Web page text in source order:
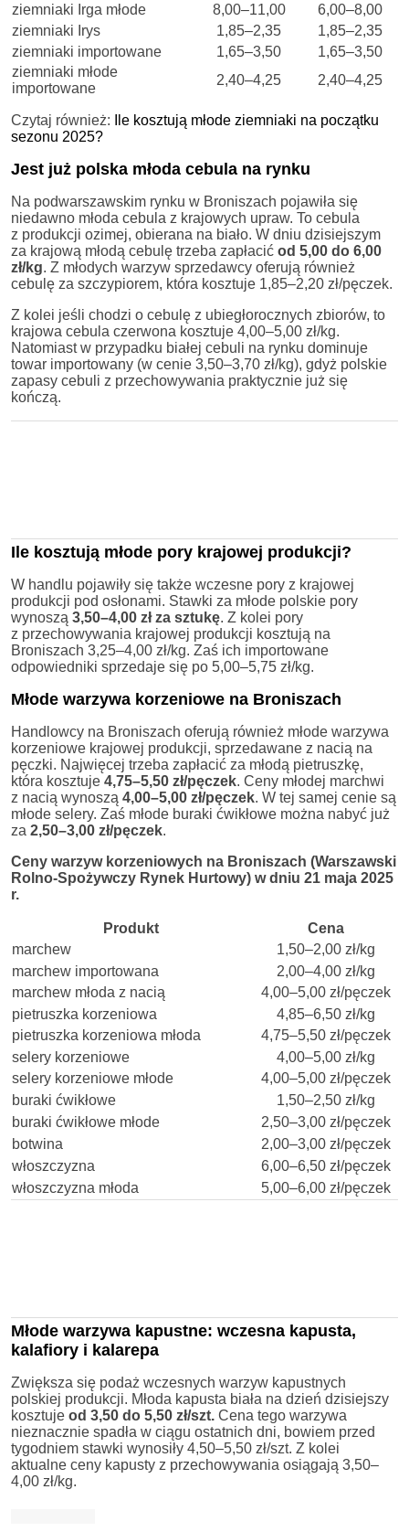
ziemniaki Irga młode
8,00–11,00
6,00–8,00
ziemniaki Irys
1,85–2,35
1,85–2,35
ziemniaki importowane
1,65–3,50
1,65–3,50
ziemniaki młode
importowane
2,40–4,25 2,40–4,25
Czytaj również:
Ile kosztują młode ziemniaki na początku
sezonu 2025?
Jest już polska młoda cebula na rynku
Na podwarszawskim rynku w Broniszach pojawiła się
niedawno młoda cebula z krajowych upraw. To cebula
z produkcji ozimej, obierana na biało. W dniu dzisiejszym
za krajową młodą cebulę trzeba zapłacić od 5,00 do 6,00
zł/kg. Z młodych warzyw sprzedawcy oferują również
cebulę za szczypiorem, która kosztuje 1,85–2,20 zł/pęczek.
Z kolei jeśli chodzi o cebulę z ubiegłorocznych zbiorów, to
krajowa cebula czerwona kosztuje 4,00–5,00 zł/kg.
Natomiast w przypadku białej cebuli na rynku dominuje
towar importowany (w cenie 3,50–3,70 zł/kg), gdyż polskie
zapasy cebuli z przechowywania praktycznie już się
kończą.
Ile kosztują młode pory krajowej produkcji?
W handlu pojawiły się także wczesne pory z krajowej
produkcji pod osłonami. Stawki za młode polskie pory
wynoszą 3,50–4,00 zł za sztukę. Z kolei pory
z przechowywania krajowej produkcji kosztują na
Broniszach 3,25–4,00 zł/kg. Zaś ich importowane
odpowiedniki sprzedaje się po 5,00–5,75 zł/kg.
Młode warzywa korzeniowe na Broniszach
Handlowcy na Broniszach oferują również młode warzywa
korzeniowe krajowej produkcji, sprzedawane z nacią na
pęczki. Najwięcej trzeba zapłacić za młodą pietruszkę,
która kosztuje 4,75–5,50 zł/pęczek. Ceny młodej marchwi
z nacią wynoszą 4,00–5,00 zł/pęczek. W tej samej cenie są
młode selery. Zaś młode buraki ćwikłowe można nabyć już
za 2,50–3,00 zł/pęczek.
Ceny warzyw korzeniowych na Broniszach (Warszawski
Rolno-Spożywczy Rynek Hurtowy) w dniu 21 maja 2025
r.
Produkt
Cena
marchew
1,50–2,00 zł/kg
marchew importowana
2,00–4,00 zł/kg
marchew młoda z nacią
4,00–5,00 zł/pęczek
pietruszka korzeniowa
4,85–6,50 zł/kg
pietruszka korzeniowa młoda
4,75–5,50 zł/pęczek
selery korzeniowe
4,00–5,00 zł/kg
selery korzeniowe młode
4,00–5,00 zł/pęczek
buraki ćwikłowe
1,50–2,50 zł/kg
buraki ćwikłowe młode
2,50–3,00 zł/pęczek
botwina
2,00–3,00 zł/pęczek
włoszczyzna
6,00–6,50 zł/pęczek
włoszczyzna młoda
5,00–6,00 zł/pęczek
Młode warzywa kapustne: wczesna kapusta,
kalafiory i kalarepa
Zwiększa się podaż wczesnych warzyw kapustnych
polskiej produkcji. Młoda kapusta biała na dzień dzisiejszy
kosztuje od 3,50 do 5,50 zł/szt. Cena tego warzywa
nieznacznie spadła w ciągu ostatnich dni, bowiem przed
tygodniem stawki wynosiły 4,50–5,50 zł/szt. Z kolei
aktualne ceny kapusty z przechowywania osiągają 3,50–
4,00 zł/kg.